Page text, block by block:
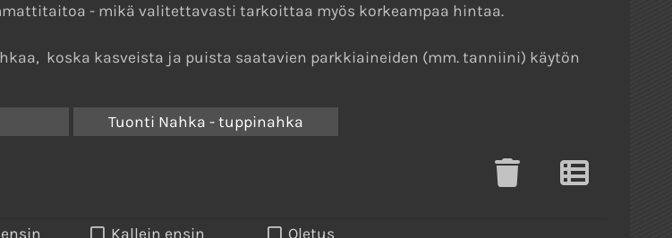
- mikä valitettavasti tarkoittaa myös korkeampaa hintaa.
koska kasveista ja puista saatavien parkkiaineiden (mm. tanniini) käytön
Tuonti Nahka - tuppinahka
Kallein ensin Oletus